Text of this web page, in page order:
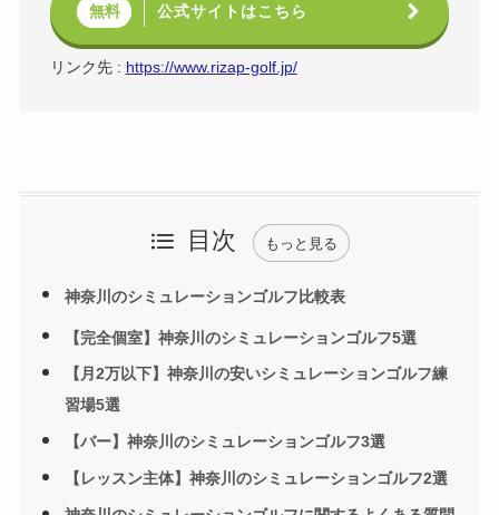
無料 公式サイトはこちら
リンク先 : https://www.rizap-golf.jp/
目次 もっと見る
神奈川のシミュレーションゴルフ比較表
【完全個室】神奈川のシミュレーションゴルフ5選
【月2万以下】神奈川の安いシミュレーションゴルフ練
習場5選
【バー】神奈川のシミュレーションゴルフ3選
【レッスン主体】神奈川のシミュレーションゴルフ2選